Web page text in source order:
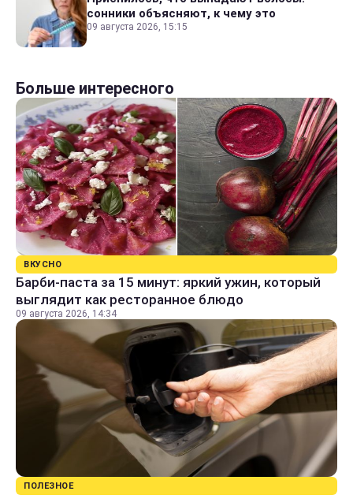
сонники объясняют, к чему это
09 августа 2026, 15:15
Больше интересного
ВКУСНО
Барби-паста за 15 минут: яркий ужин, который
выглядит как ресторанное блюдо
09 августа 2026, 14:34
ПОЛЕЗНОЕ